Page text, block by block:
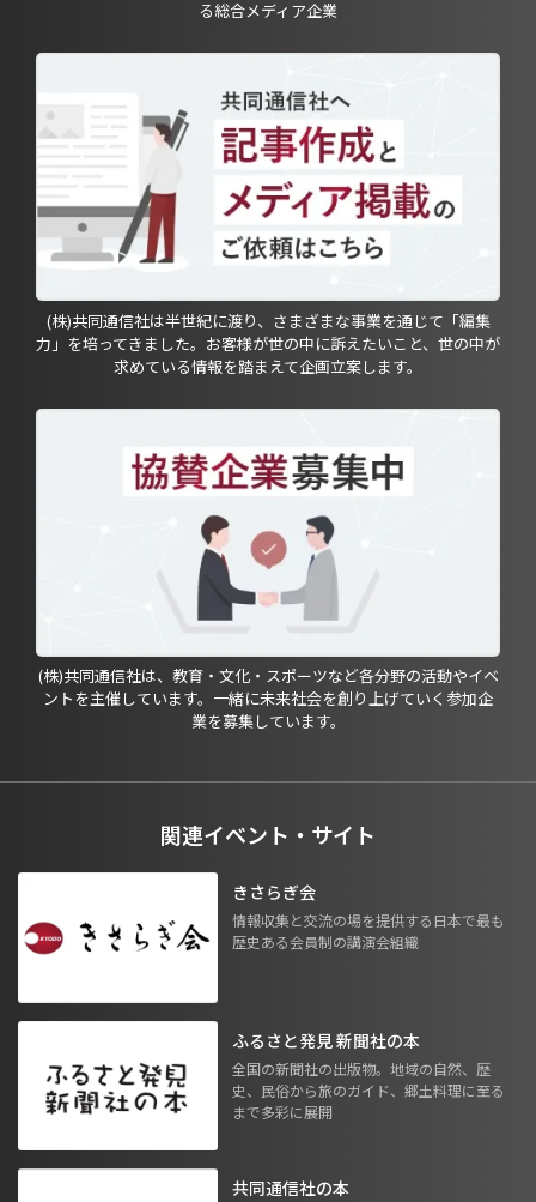
る総合メディア企業
(株)共同通信社は半世紀に渡り、さまざまな事業を通じて「編集
力」を培ってきました。お客様が世の中に訴えたいこと、世の中が
求めている情報を踏まえて企画立案します。
(株)共同通信社は、教育・文化・スポーツなど各分野の活動やイベ
ントを主催しています。一緒に未来社会を創り上げていく参加企
業を募集しています。
関連イベント・サイト
きさらぎ会
情報収集と交流の場を提供する日本で最も
歴史ある会員制の講演会組織
ふるさと発見 新聞社の本
全国の新聞社の出版物。地域の自然、歴
史、民俗から旅のガイド、郷土料理に至る
まで多彩に展開
共同通信社の本